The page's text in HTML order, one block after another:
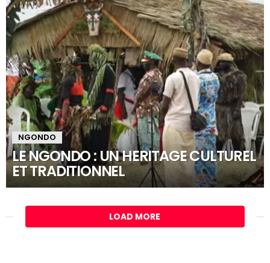
NGONDO
LE NGONDO : UN HERITAGE CULTUREL
ET TRADITIONNEL
LOAD MORE